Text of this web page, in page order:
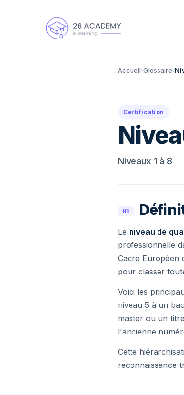
Accueil›Glossaire›
Certification
Niveaux 1 à 8
01
Le niveau de
professionnelle
Cadre Européen
pour classer
Voici les
niveau 5 à un
master ou un
l'ancienne
Cette
reconnaissance